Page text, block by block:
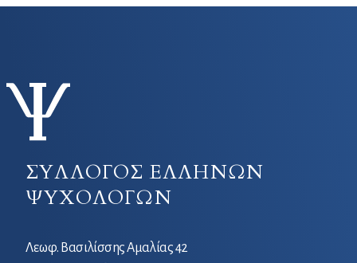
ΣΥΛΛΟΓΟΣ ΕΛΛΗΝΩΝ
ΨΥΧΟΛΟΓΩΝ
Λεωφ. Βασιλίσσης Αμαλίας 42